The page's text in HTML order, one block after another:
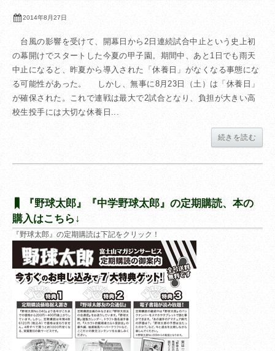
2014年8月27日
台風の影響を受けて、開幕日から2日連続試合中止という史上初
の幕開けでスタートした今夏の甲子園。期間中、あと1日でも雨天
中止になると、昨夏から導入された「休養日」がなくなる事態にな
る可能性があった。 しかし、無事に8月23日（土）は「休養日」
が確保された。これで連戦は最大で2試合となり、負担が大きい高
校生投手には大切な休養日...
続きを読む
『野球太郎』『中学野球太郎』の定期購読、本の
購入はこちら↓
『野球太郎』の定期購読は下記をクリック！